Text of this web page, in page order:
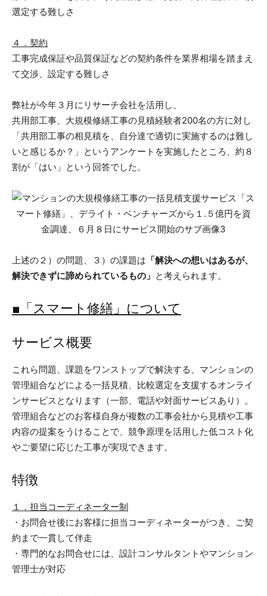
選定する難しさ
４．契約
工事完成保証や品質保証などの契約条件を業界相場を踏まえ
て交渉、設定する難しさ
弊社が今年３月にリサーチ会社を活用し、
共用部工事、大規模修繕工事の見積経験者200名の方に対し
「共用部工事の相見積を、自分達で適切に実施するのは難し
いと感じるか？」というアンケートを実施したところ、約８
割が「はい」という回答でした。
上述の２）の問題、３）の課題は 「解決への想いはあるが、
解決できずに諦められているもの」 と考えられます。
■「スマート修繕」について
サービス概要
これら問題、課題をワンストップで解決する、マンションの
管理組合などによる一括見積、比較選定を支援するオンライ
ンサービスとなります（一部、電話や対面サービスあり）。
管理組合などのお客様自身が複数の工事会社から見積や工事
内容の提案をうけることで、競争原理を活用した低コスト化
やご要望に応じた工事が実現できます。
特徴
１．担当コーディネーター制
・お問合せ後にお客様に担当コーディネーターがつき、ご契
約まで一貫して伴走
・専門的なお問合せには、設計コンサルタントやマンション
管理士が対応